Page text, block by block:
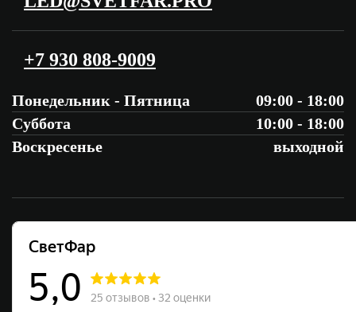
+7 930 808-9009
Понедельник - Пятница
09:00 - 18:00
Суббота
10:00 - 18:00
Воскресенье
выходной